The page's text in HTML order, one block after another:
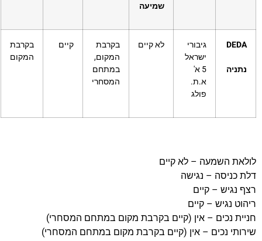
שמיעה
DEDA
ישראל
לא קיים
בקרבת
המקום,
במתחם
המסחרי
בקרבת
המקום
השמעה – לא קיים
כניסה – נגישה
נגיש – קיים
נגיש – קיים
נכים – אין (קיים בקרבת מקום במתחם המסחרי)
נכים – אין (קיים בקרבת מקום במתחם המסחרי)